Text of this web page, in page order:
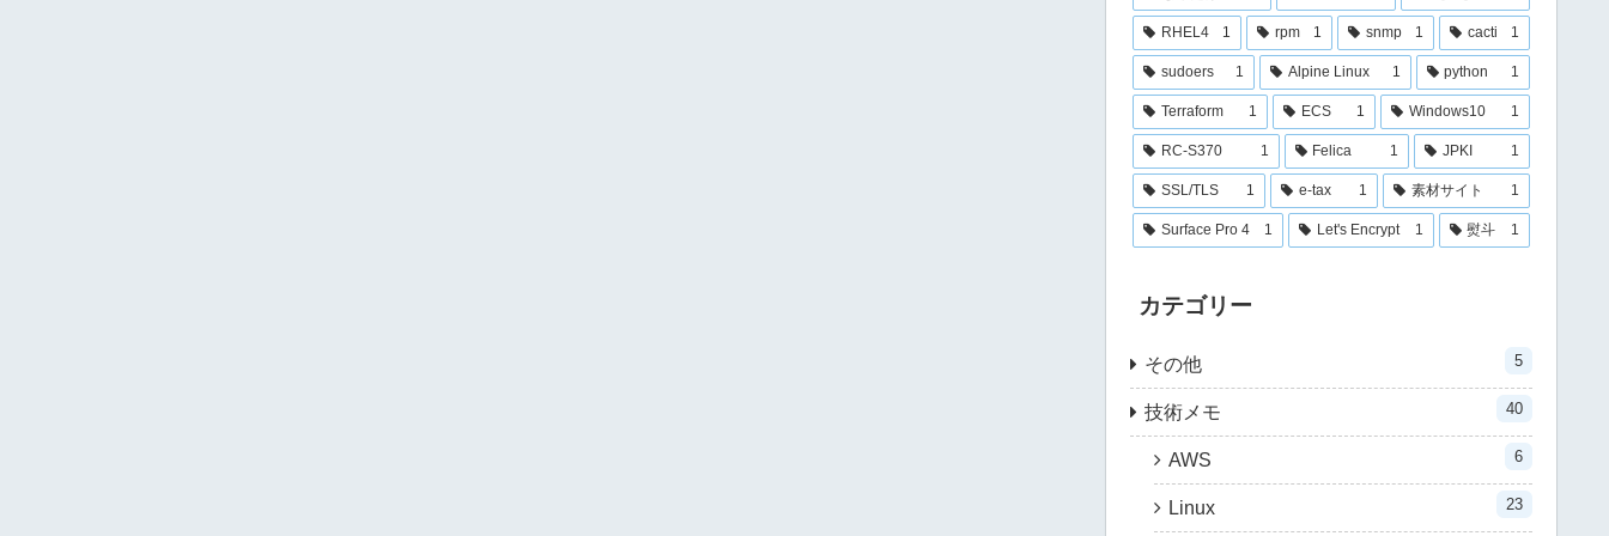
RHEL4 1 rpm 1 snmp 1 cacti 1
sudoers 1 Alpine Linux 1 python 1
Terraform 1 ECS 1 Windows10 1
RC-S370 1 Felica 1 JPKI 1
SSL/TLS 1 e-tax 1 素材サイト 1
Surface Pro 4 1 Let's Encrypt 1 熨斗 1
カテゴリー
その他 5
技術メモ 40
AWS 6
Linux 23